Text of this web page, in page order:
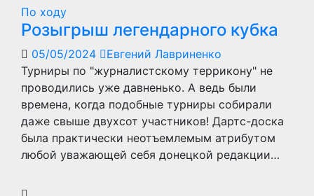
По ходу
Розыгрыш легендарного кубка
05/05/2024
Евгений Лавриненко
Турниры по "журналистскому террикону" не
проводились уже давненько. А ведь были
времена, когда подобные турниры собирали
даже свыше двухсот участников! Дартс-доска
была практически неотъемлемым атрибутом
любой уважающей себя донецкой редакции…